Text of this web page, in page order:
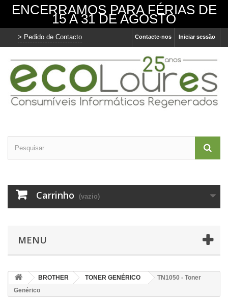
ENCERRAMOS PARA FÉRIAS DE
15 A 31 DE AGOSTO
Iniciar sessão
Contacte-nos
> Pedido de Contacto
Carrinho (vazio)
MENU
BROTHER TONER GENÉRICO
TN1050 - Toner
Genérico